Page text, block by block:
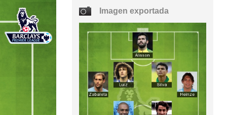
Imagen exportada